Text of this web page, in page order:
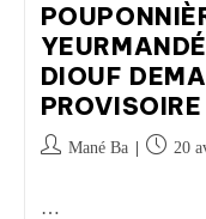
DIOUF
PROVISOIRE
Mané Ba 20
…